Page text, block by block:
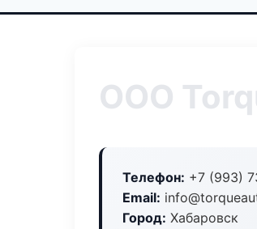
ООО
Телефон: +7 (993)
Email:
Город: Хабаровск